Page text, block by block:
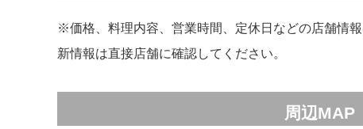
※価格、料理内容、営業時間、定休日などの店舗情
新情報は直接店舗に確認してください。
周辺MAP